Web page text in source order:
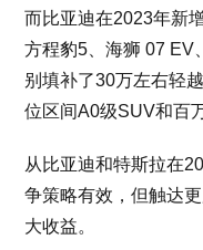
而比亚迪在2023年新
方程豹5、海狮 07 EV
别填补了30万左右轻
位区间A0级SUV和百
从比亚迪和特斯拉在
争策略有效，但触达
大收益。